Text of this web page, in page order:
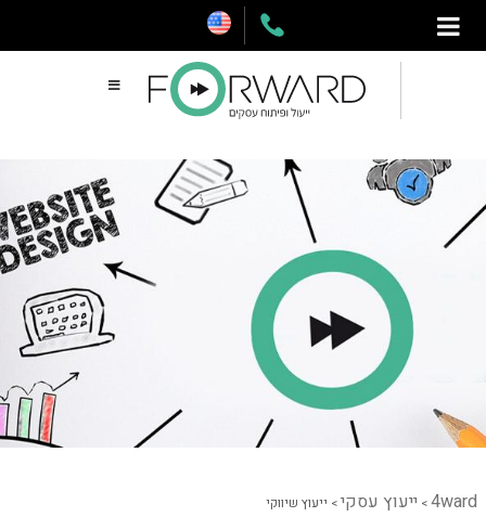
4ward
> ייעוץ עסקי> ייעוץ שיווקי